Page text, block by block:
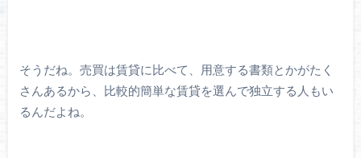
そうだね。売買は賃貸に比べて、用意する書類とかがたく
さんあるから、比較的簡単な賃貸を選んで独立する人もい
るんだよね。